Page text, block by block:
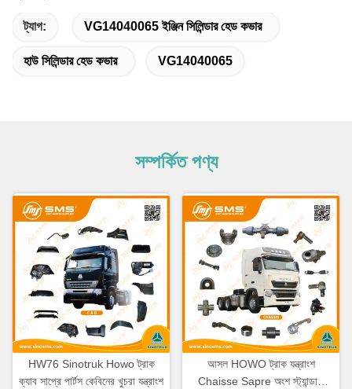
ট্যাগ: VG14040065 ইঞ্জিন সিলিন্ডার হেড কভার
হাউ সিলিন্ডার হেড কভার VG14040065
সম্পর্কিত পণ্য
HW76 Sinotruk Howo ট্রাক
ক্যাব সাপ্রে পার্টস কেবিনের খুচরা যন্ত্রাংশ
আসল HOWO ট্রাক যন্ত্রাংশ
Chaisse Sapre অংশ স্ট্যান্ডার্ড